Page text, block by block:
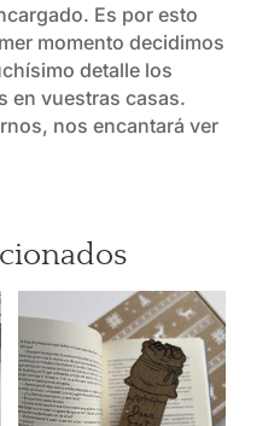
Es por esto
momento decidimos
detalle los
en vuestras casas.
nos encantará ver